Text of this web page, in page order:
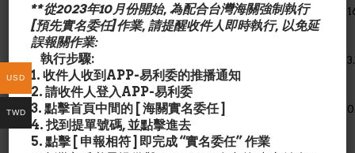
Magnesium (as magnesium oxide)
镁（氧化镁）
Zinc (as zinc monomethionate)
锌
Copper (as copper gluconate)
铜（葡萄糖酸銅）
**從2023年10月份開始, 為配合台灣海關強制執行
[預先實名委任]作業, 請提醒收件人即時執行, 以免延
誤報關作業:
執行步驟:
1. 收件人收到APP-易利委的推播通知
2. 請收件人登入APP-易利委
3. 點擊首頁中間的 [ 海關實名委任 ]
4. 找到提單號碼, 並點擊進去
5. 點擊 [ 申報相符 ] 即完成 “實名委任” 作業
USD
TWD